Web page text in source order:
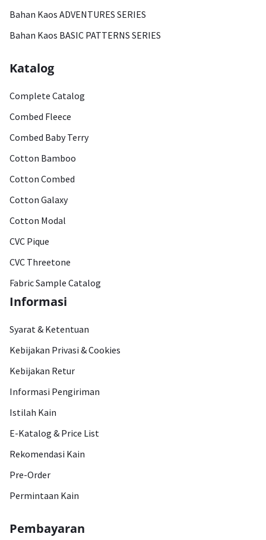
Bahan Kaos ADVENTURES SERIES
Bahan Kaos BASIC PATTERNS SERIES
Katalog
Complete Catalog
Combed Fleece
Combed Baby Terry
Cotton Bamboo
Cotton Combed
Cotton Galaxy
Cotton Modal
CVC Pique
CVC Threetone
Fabric Sample Catalog
Informasi
Syarat & Ketentuan
Kebijakan Privasi & Cookies
Kebijakan Retur
Informasi Pengiriman
Istilah Kain
E-Katalog & Price List
Rekomendasi Kain
Pre-Order
Permintaan Kain
Pembayaran